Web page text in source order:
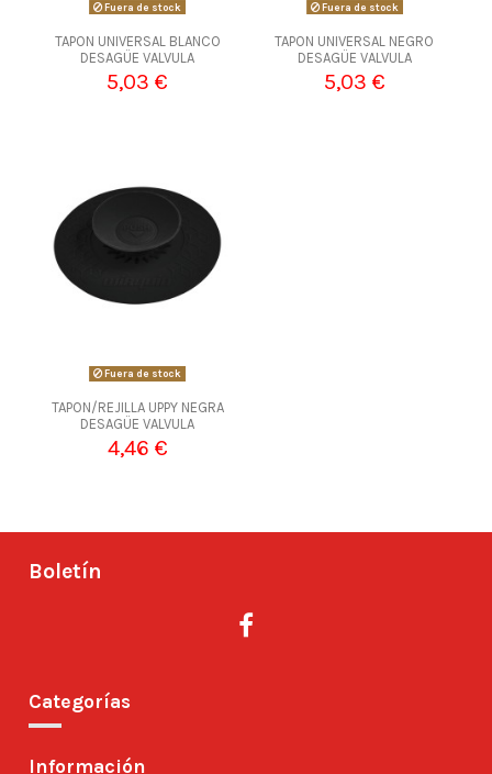
Fuera de stock
TAPON UNIVERSAL BLANCO
DESAGÜE VALVULA
5,03 €
Fuera de stock
TAPON UNIVERSAL NEGRO
DESAGÜE VALVULA
5,03 €
Fuera de stock
TAPON/REJILLA UPPY NEGRA
DESAGÜE VALVULA
4,46 €
Boletín
Categorías
Información